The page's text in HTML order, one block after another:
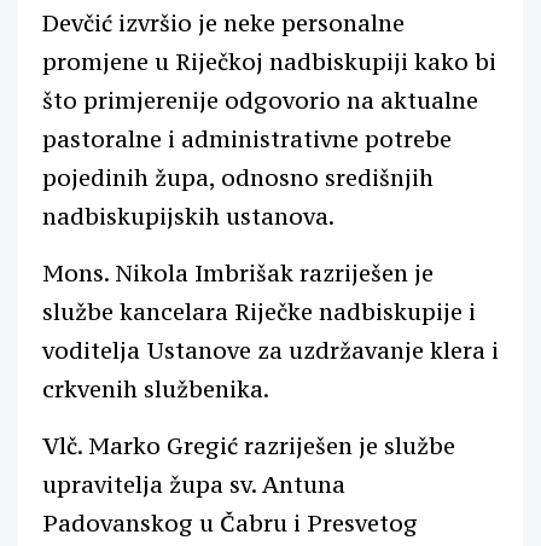
Devčić izvršio je neke personalne
promjene u Riječkoj nadbiskupiji kako bi
što primjerenije odgovorio na aktualne
pastoralne i administrativne potrebe
pojedinih župa, odnosno središnjih
nadbiskupijskih ustanova.
Mons. Nikola Imbrišak razriješen je
službe kancelara Riječke nadbiskupije i
voditelja Ustanove za uzdržavanje klera i
crkvenih službenika.
Vlč. Marko Gregić razriješen je službe
upravitelja župa sv. Antuna
Padovanskog u Čabru i Presvetog